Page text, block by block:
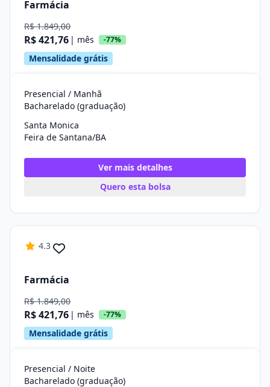
Farmácia
R$ 1.849,00
R$ 421,76 | mês -77%
Mensalidade grátis
Presencial / Manhã
Bacharelado (graduação)
Santa Monica
Feira de Santana/BA
Ver mais detalhes
Quero esta bolsa
4.3
Farmácia
R$ 1.849,00
R$ 421,76 | mês -77%
Mensalidade grátis
Presencial / Noite
Bacharelado (graduação)